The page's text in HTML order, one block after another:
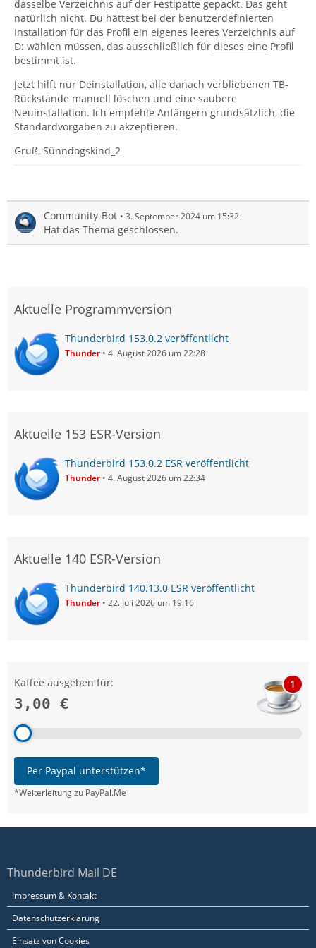
dasselbe Verzeichnis auf der Festlpatte gepackt. Das geht
natürlich nicht. Du hättest bei der benutzerdefinierten
Installation für das Profil ein eigenes leeres Verzeichnis auf
D: wählen müssen, das ausschließlich für dieses eine Profil
bestimmt ist.
Jetzt hilft nur Deinstallation, alle danach verbliebenen TB-
Rückstände manuell löschen und eine saubere
Neuinstallation. Ich empfehle Anfängern grundsätzlich, die
Standardvorgaben zu akzeptieren.
Gruß, Sünndogskind_2
Community-Bot 3. September 2024 um 15:32
Hat das Thema geschlossen.
Aktuelle Programmversion
Thunderbird 153.0.2 veröffentlicht
Thunder 4. August 2026 um 22:28
Aktuelle 153 ESR-Version
Thunderbird 153.0.2 ESR veröffentlicht
Thunder 4. August 2026 um 22:34
Aktuelle 140 ESR-Version
Thunderbird 140.13.0 ESR veröffentlicht
Thunder 22. Juli 2026 um 19:16
Kaffee ausgeben für:
3,00 €
1
Per Paypal unterstützen*
*Weiterleitung zu PayPal.Me
Thunderbird Mail DE
Impressum & Kontakt
Datenschutzerklärung
Einsatz von Cookies